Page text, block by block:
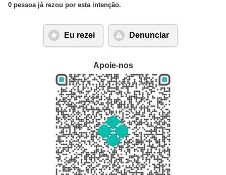
0 pessoa já rezou por esta intenção.
Eu rezei Denunciar
Apoie-nos